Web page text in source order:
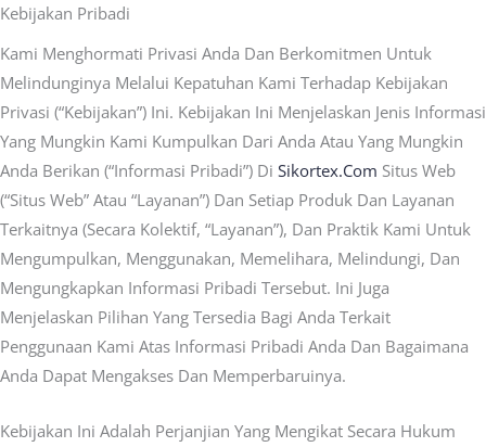
Kebijakan Pribadi
Kami Menghormati Privasi Anda Dan Berkomitmen Untuk
Melindunginya Melalui Kepatuhan Kami Terhadap Kebijakan
Privasi (“Kebijakan”) Ini. Kebijakan Ini Menjelaskan Jenis Informasi
Yang Mungkin Kami Kumpulkan Dari Anda Atau Yang Mungkin
Anda Berikan (“Informasi Pribadi”) Di Sikortex.com Situs Web
(“Situs Web” Atau “Layanan”) Dan Setiap Produk Dan Layanan
Terkaitnya (secara Kolektif, “Layanan”), Dan Praktik Kami Untuk
Mengumpulkan, Menggunakan, Memelihara, Melindungi, Dan
Mengungkapkan Informasi Pribadi Tersebut. Ini Juga
Menjelaskan Pilihan Yang Tersedia Bagi Anda Terkait
Penggunaan Kami Atas Informasi Pribadi Anda Dan Bagaimana
Anda Dapat Mengakses Dan Memperbaruinya.
Kebijakan Ini Adalah Perjanjian Yang Mengikat Secara Hukum